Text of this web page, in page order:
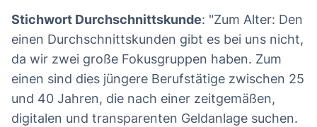
Stichwort Durchschnittskunde: "Zum Alter: Den
einen Durchschnittskunden gibt es bei uns nicht,
da wir zwei große Fokusgruppen haben. Zum
einen sind dies jüngere Berufstätige zwischen 25
und 40 Jahren, die nach einer zeitgemäßen,
digitalen und transparenten Geldanlage suchen.